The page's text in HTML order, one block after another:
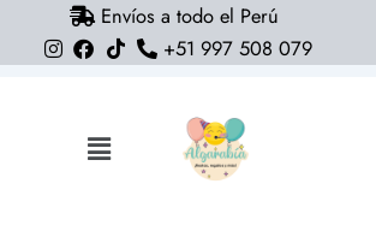
Envíos a todo el Perú
+51 997 508 079
Flyout